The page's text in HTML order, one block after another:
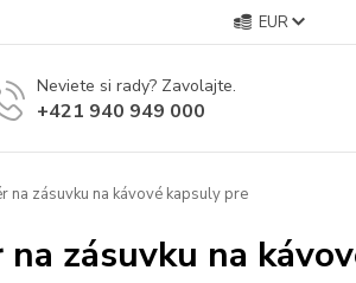
EUR
Neviete si rady? Zavolajte.
+421 940 949 000
na zásuvku na kávové kapsuly pre
zásuvku na